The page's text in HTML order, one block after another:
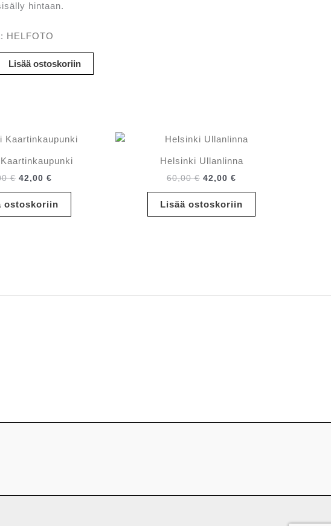
hintaan.
HELFOTO
Lisää ostoskoriin
€ Alkuperäinen
60,00 €.
42,00 €
42,00 €.
ostoskoriin
Helsinki Ullanlinna
60,00€ Alkuperäinen
60,00 €.
42,00 €
42,00 €.
Lisää ostoskoriin